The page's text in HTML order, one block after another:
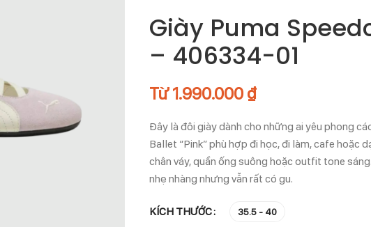
Giày Puma
– 406334-01
Từ1.990.000 ₫
Đây là đôi giày dành cho những ai yêu phong
Ballet “Pink” phù hợp đi học, đi làm, cafe hoặc
chân váy, quần ống suông hoặc outfit tone
nhẹ nhàng nhưng vẫn rất có gu.
KÍCH THƯỚC 35.5 - 40